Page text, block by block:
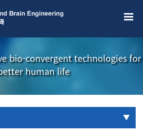
bio-convergent technologies for
human life